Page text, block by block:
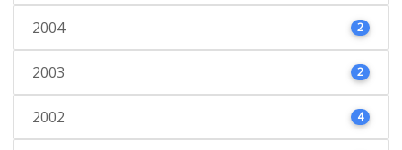
2004 2
2003 2
2002 4